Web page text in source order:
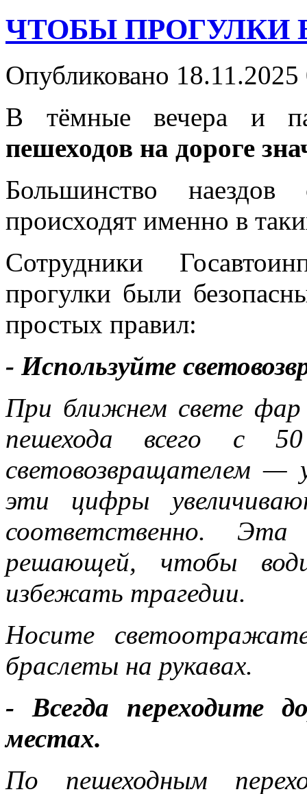
ЧТОБЫ
Опубликовано 18.11.2025
В тёмные вечера и
пешеходов на дороге
Большинство
происходят именно в
Сотрудники
прогулки были
простых правил:
- Используйте
При ближнем свете фар
пешехода всего с
световозвращателем
эти цифры
соответственно.
решающей, чтобы
избежать трагедии.
Носите
браслеты на рукавах.
- Всегда переходите
местах.
По пешеходным